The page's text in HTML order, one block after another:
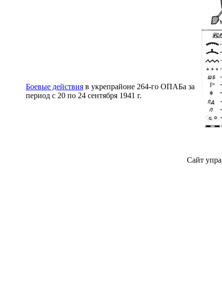
Боевые действия в укрепрайоне 264-го ОПАБа за
период с 20 по 24 сентября 1941 г.
Сайт